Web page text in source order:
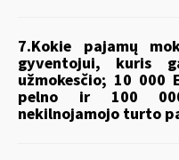
7.Kokie pajamų
gyventojui, kuris
užmokesčio; 10 000
pelno ir 100 000
nekilnojamojo turto